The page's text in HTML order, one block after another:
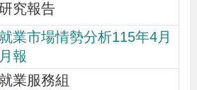
究報告
就業市場情勢分析115年4月
月報
就業服務組